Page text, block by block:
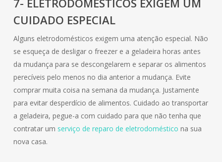
7- ELETRODOMÉSTICOS EXIGEM UM
CUIDADO ESPECIAL
Alguns eletrodomésticos exigem uma atenção especial. Não
se esqueça de desligar o freezer e a geladeira horas antes
da mudança para se descongelarem e separar os alimentos
perecíveis pelo menos no dia anterior a mudança. Evite
comprar muita coisa na semana da mudança. Justamente
para evitar desperdício de alimentos. Cuidado ao transportar
a geladeira, pegue-a com cuidado para que não tenha que
contratar um serviço de reparo de eletrodoméstico na sua
nova casa.